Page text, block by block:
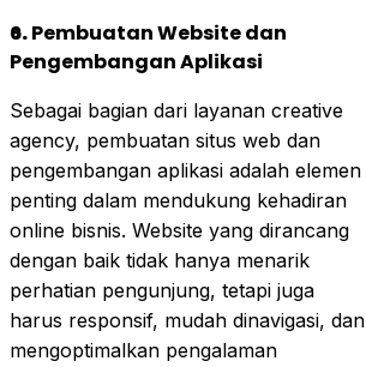
6.Pembuatan Website dan
Pengembangan Aplikasi
Sebagai bagian dari layanan creative
agency, pembuatan situs web dan
pengembangan aplikasi adalah elemen
penting dalam mendukung kehadiran
online bisnis. Website yang dirancang
dengan baik tidak hanya menarik
perhatian pengunjung, tetapi juga
harus responsif, mudah dinavigasi, dan
mengoptimalkan pengalaman